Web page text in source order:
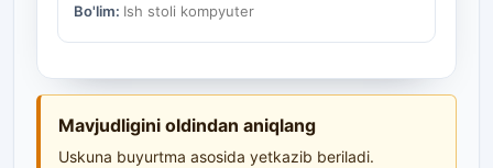
Bo'lim: Ish stoli kompyuter
Mavjudligini oldindan aniqlang
Uskuna buyurtma asosida yetkazib beriladi.